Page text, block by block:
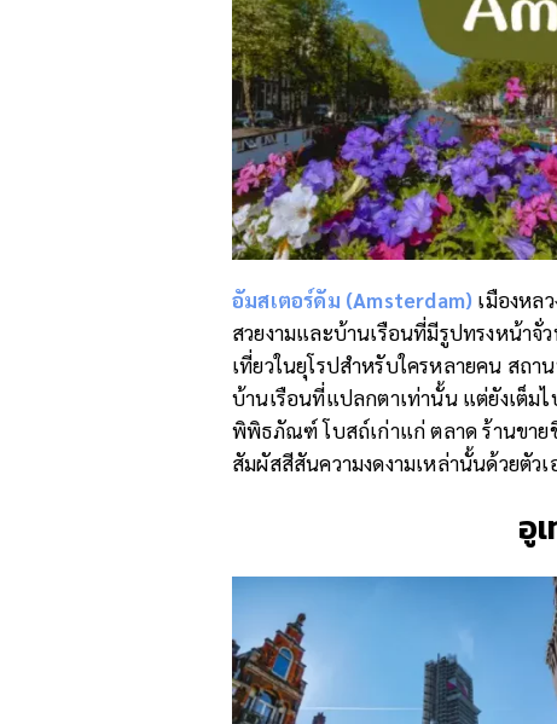
อัมสเตอร์ดัม (Amsterdam) เมืองหล
สวยงามและบ้านเรือนที่มีรูปทรงหน้าจั่
เที่ยวในยุโรปสำหรับใครหลายคน สถ
บ้านเรือนที่แปลกตาเท่านั้น แต่ยังเต็มไ
พิพิธภัณฑ์ โบสถ์เก่าแก่ ตลาด ร้านขาย
สัมผัสสีสันความงดงามเหล่านั้นด้วยตัวเ
อู